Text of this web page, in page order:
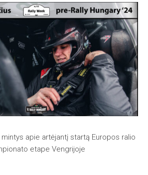
apie artėjantį startą Europos ralio
etape Vengrijoje